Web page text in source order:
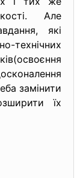
Але
які
технічних
замінити
їх